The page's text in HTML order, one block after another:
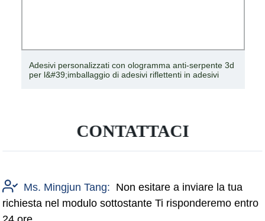
Adesivi personalizzati con ologramma anti-serpente 3d
per l&#39;imballaggio di adesivi riflettenti in adesivi
CONTATTACI
Ms. Mingjun Tang: Non esitare a inviare la tua
richiesta nel modulo sottostante Ti risponderemo entro